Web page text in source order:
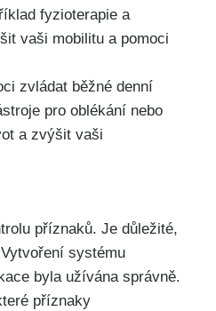
fyzioterapie a
vaši mobilitu a pomoci
zvládat běžné denní
pro oblékání nebo
a zvýšit vaši
příznaků. Je důležité,
systému
byla užívána správně.
příznaky